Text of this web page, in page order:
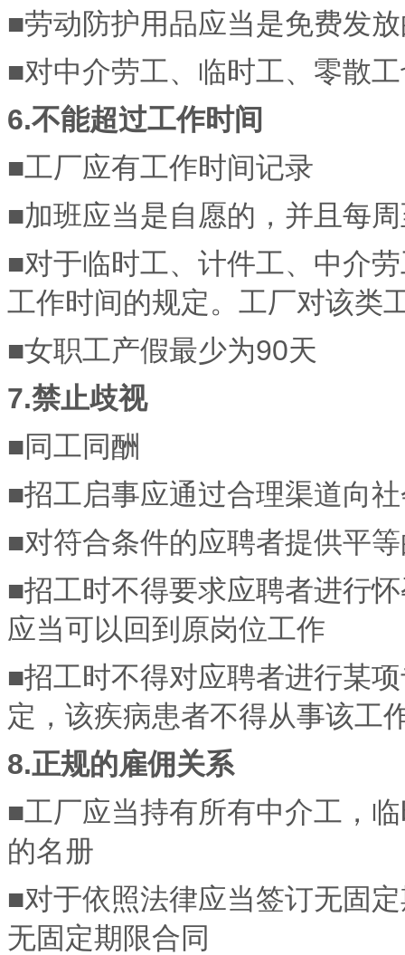
■劳动防护用品应当是免费发
■对中介劳工、临时工、零散
6.不能超过工作时间
■工厂应有工作时间记录
■加班应当是自愿的，并且每
■对于临时工、计件工、中介
工作时间的规定。工厂对该类
■女职工产假最少为90天
7.禁止歧视
■同工同酬
■招工启事应通过合理渠道向
■对符合条件的应聘者提供平
■招工时不得要求应聘者进行
应当可以回到原岗位工作
■招工时不得对应聘者进行某
定，该疾病患者不得从事该工
8.正规的雇佣关系
■工厂应当持有所有中介工，
的名册
■对于依照法律应当签订无固
无固定期限合同